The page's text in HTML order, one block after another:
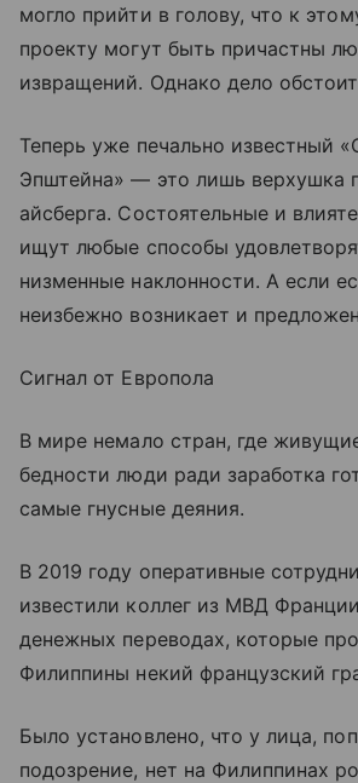
могло прийти в голову, что к
проекту могут быть причастны
извращений. Однако дело
Теперь уже печально известный
Эпштейна» — это лишь верхушка
айсберга. Состоятельные и
ищут любые способы
низменные наклонности. А если
неизбежно возникает и
Сигнал от Европола
В мире немало стран, где
бедности люди ради заработка
самые гнусные деяния.
В 2019 году оперативные
известили коллег из МВД
денежных переводах, которые
Филиппины некий французский
Было установлено, что у лица,
подозрение, нет на Филиппинах